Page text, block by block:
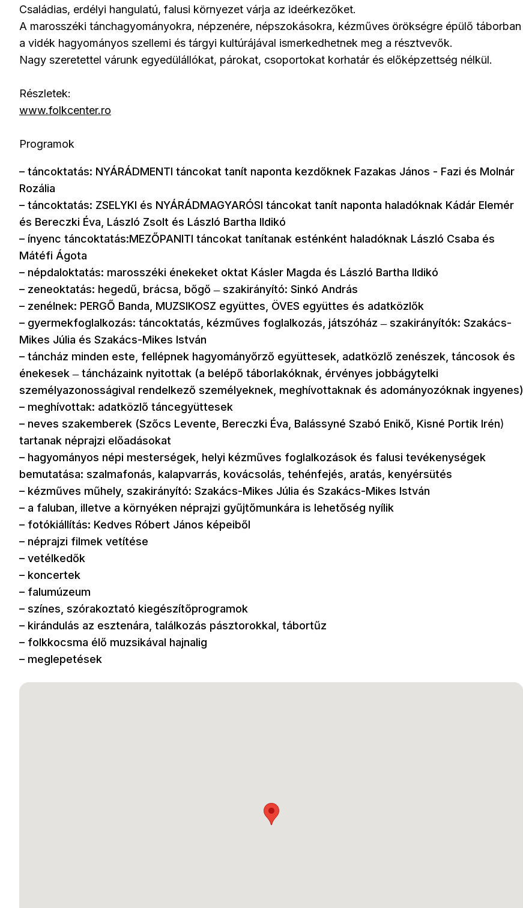
Családias, erdélyi hangulatú, falusi környezet várja az ideérkezőket.
A marosszéki tánchagyományokra, népzenére, népszokásokra, kézműves örökségre épülő táborban
a vidék hagyományos szellemi és tárgyi kultúrájával ismerkedhetnek meg a résztvevők.
Nagy szeretettel várunk egyedülállókat, párokat, csoportokat korhatár és előképzettség nélkül.
Részletek:
www.folkcenter.ro
Programok
– táncoktatás: NYÁRÁDMENTI táncokat tanít naponta kezdőknek Fazakas János - Fazi és Molnár
Rozália
– táncoktatás: ZSELYKI és NYÁRÁDMAGYARÓSI táncokat tanít naponta haladóknak Kádár Elemér
és Bereczki Éva, László Zsolt és László Bartha Ildikó
– ínyenc táncoktatás:MEZŐPANITI táncokat tanítanak esténként haladóknak László Csaba és
Mátéfi Ágota
– népdaloktatás: marosszéki énekeket oktat Kásler Magda és László Bartha Ildikó
– zeneoktatás: hegedű, brácsa, bőgő ̶ szakirányító: Sinkó András
– zenélnek: PERGŐ Banda, MUZSIKOSZ együttes, ÖVES együttes és adatközlők
– gyermekfoglalkozás: táncoktatás, kézműves foglalkozás, játszóház ̶ szakirányítók: Szakács-
Mikes Júlia és Szakács-Mikes István
– táncház minden este, fellépnek hagyományőrző együttesek, adatközlő zenészek, táncosok és
énekesek ̶ táncházaink nyitottak (a belépő táborlakóknak, érvényes jobbágytelki
személyazonosságival rendelkező személyeknek, meghívottaknak és adományozóknak ingyenes)
– meghívottak: adatközlő táncegyüttesek
– neves szakemberek (Szőcs Levente, Bereczki Éva, Balássyné Szabó Enikő, Kisné Portik Irén)
tartanak néprajzi előadásokat
– hagyományos népi mesterségek, helyi kézműves foglalkozások és falusi tevékenységek
bemutatása: szalmafonás, kalapvarrás, kovácsolás, tehénfejés, aratás, kenyérsütés
– kézműves műhely, szakirányító: Szakács-Mikes Júlia és Szakács-Mikes István
– a faluban, illetve a környéken néprajzi gyűjtőmunkára is lehetőség nyílik
– fotókiállítás: Kedves Róbert János képeiből
– néprajzi filmek vetítése
– vetélkedők
– koncertek
– falumúzeum
– színes, szórakoztató kiegészítőprogramok
– kirándulás az esztenára, találkozás pásztorokkal, tábortűz
– folkkocsma élő muzsikával hajnalig
– meglepetések